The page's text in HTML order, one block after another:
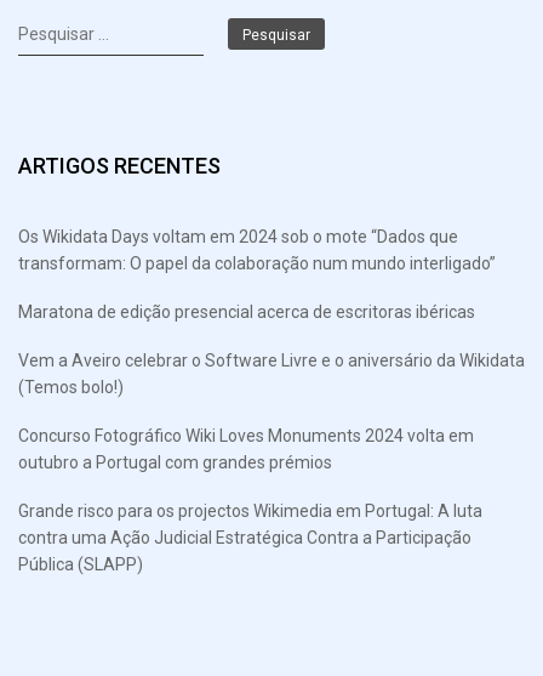
Pesquisar
por:
ARTIGOS RECENTES
Os Wikidata Days voltam em 2024 sob o mote “Dados que
transformam: O papel da colaboração num mundo interligado”
Maratona de edição presencial acerca de escritoras ibéricas
Vem a Aveiro celebrar o Software Livre e o aniversário da Wikidata
(Temos bolo!)
Concurso Fotográfico Wiki Loves Monuments 2024 volta em
outubro a Portugal com grandes prémios
Grande risco para os projectos Wikimedia em Portugal: A luta
contra uma Ação Judicial Estratégica Contra a Participação
Pública (SLAPP)